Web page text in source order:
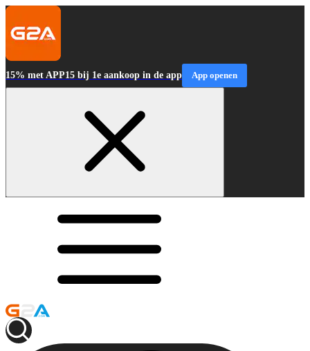
15% met APP15 bij 1e aankoop in de app App openen